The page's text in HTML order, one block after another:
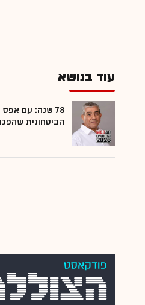
עוד בנושא
78 שנה: עם
הביטחונית